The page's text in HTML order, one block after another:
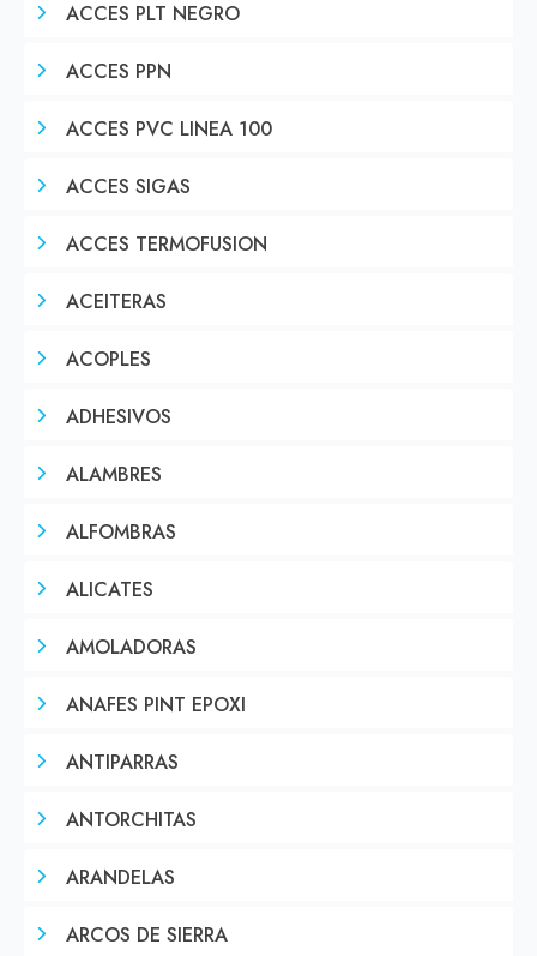
ACCES PLT NEGRO
ACCES PPN
ACCES PVC LINEA 100
ACCES SIGAS
ACCES TERMOFUSION
ACEITERAS
ACOPLES
ADHESIVOS
ALAMBRES
ALFOMBRAS
ALICATES
AMOLADORAS
ANAFES PINT EPOXI
ANTIPARRAS
ANTORCHITAS
ARANDELAS
ARCOS DE SIERRA